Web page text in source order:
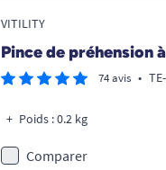
VITILITY
Pince de préhension
74 avis •
Poids : 0.2 kg
Comparer